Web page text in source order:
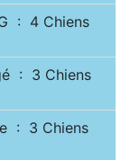
: 4 Chiens
: 3 Chiens
: 3 Chiens